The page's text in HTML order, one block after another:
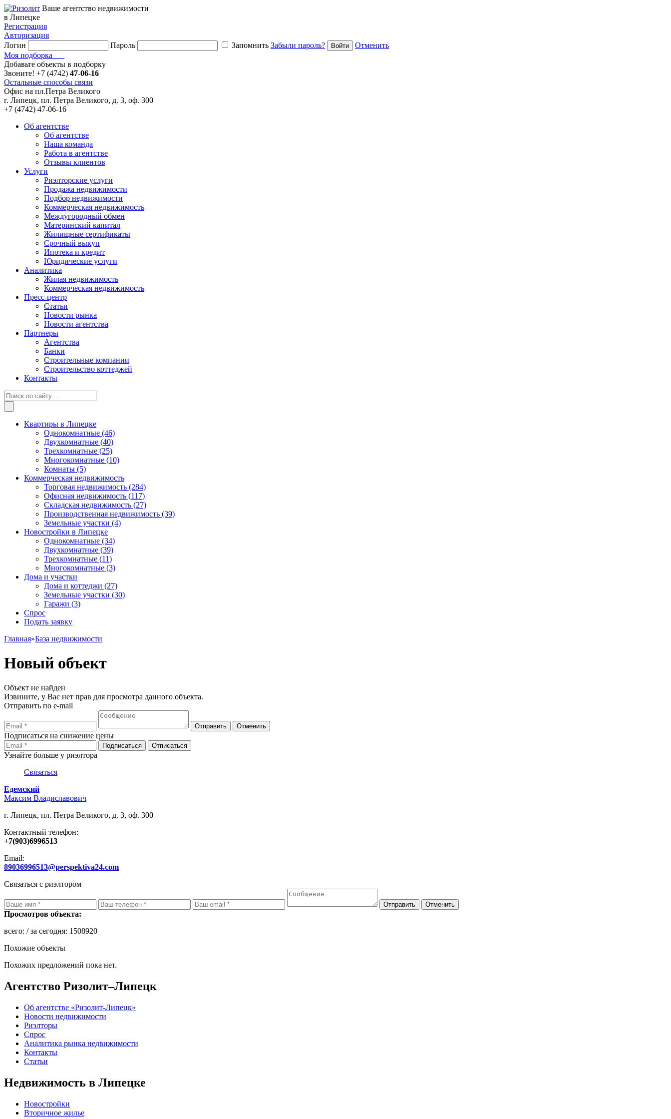
Ваше агентство недвижимости
в Липецке
Регистрация
Авторизация
Логин
Пароль Запомнить Забыли пароль?
Отменить
Моя подборка
Добавьте объекты в подборку
Звоните! +7 (4742) 47-06-16
Остальные способы связи
Офис на пл.Петра Великого
г. Липецк, пл. Петра Великого, д. 3, оф. 300
+7 (4742) 47-06-16
Об агентстве
Об агентстве
Наша команда
Работа в агентстве
Отзывы клиентов
Услуги
Риэлторские услуги
Продажа недвижимости
Подбор недвижимости
Коммерческая недвижимость
Междугородный обмен
Материнский капитал
Жилищные сертификаты
Срочный выкуп
Ипотека и кредит
Юридические услуги
Аналитика
Жилая недвижимость
Коммерческая недвижимость
Пресс-центр
Статьи
Новости рынка
Новости агентства
Партнеры
Агентства
Банки
Строительные компании
Строительство коттеджей
Контакты
Квартиры в Липецке
Однокомнатные (46)
Двухкомнатные (40)
Трехкомнатные (25)
Многокомнатные (10)
Комнаты (5)
Коммерческая недвижимость
Торговая недвижимость (284)
Офисная недвижимость (117)
Складская недвижимость (27)
Производственная недвижимость (39)
Земельные участки (4)
Новостройки в Липецке
Однокомнатные (34)
Двухкомнатные (39)
Трехкомнатные (11)
Многокомнатные (3)
Дома и участки
Дома и коттеджи (27)
Земельные участки (30)
Гаражи (3)
Спрос
Подать заявку
Главная»База недвижимости
Новый объект
Объект не найден
Извините, у Вас нет прав для просмотра данного объекта.
Отправить по e-mail
Подписаться на снижение цены
Узнайте больше у риэлтора
Связаться
Едемский
Максим Владиславович
г. Липецк, пл. Петра Великого, д. 3, оф. 300
Контактный телефон:
+7(903)6996513
Email:
89036996513@perspektiva24.com
Связаться с риэлтором
Просмотров объекта:
всего: / за сегодня: 1508920
Похожие объекты
Похожих предложений пока нет.
Агентство Ризолит–Липецк
Об агентстве «Ризолит-Липецк»
Новости недвижимости
Риэлторы
Спрос
Аналитика рынка недвижимости
Контакты
Статьи
Недвижимость в Липецке
Новостройки
Вторичное жилье